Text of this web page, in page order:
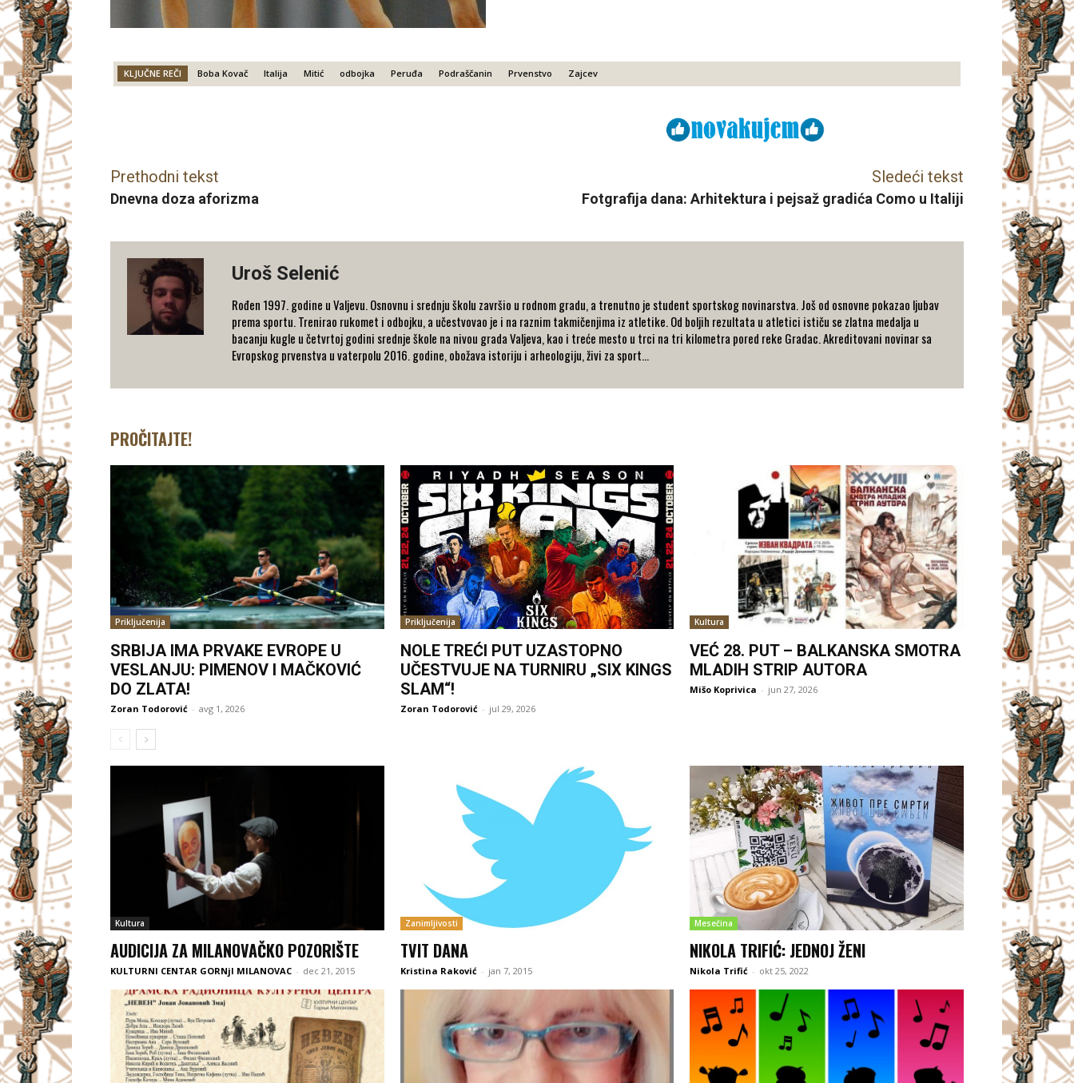
KLJUČNE REČI Boba Kovač Italija Mitić odbojka Peruđa Podraščanin Prvenstvo Zajcev
Prethodni tekst
Dnevna doza aforizma
Sledeći tekst
Fotgrafija dana: Arhitektura i pejsaž gradića Como u Italiji
Uroš Selenić
Rođen 1997. godine u Valjevu. Osnovnu i srednju školu završio u rodnom gradu, a trenutno je student sportskog novinarstva. Još od osnovne pokazao ljubav
prema sportu. Trenirao rukomet i odbojku, a učestvovao je i na raznim takmičenjima iz atletike. Od boljih rezultata u atletici ističu se zlatna medalja u
bacanju kugle u četvrtoj godini srednje škole na nivou grada Valjeva, kao i treće mesto u trci na tri kilometra pored reke Gradac. Akreditovani novinar sa
Evropskog prvenstva u vaterpolu 2016. godine, obožava istoriju i arheologiju, živi za sport...
PROČITAJTE!
Priključenija
SRBIJA IMA PRVAKE EVROPE U
VESLANJU: PIMENOV I MAČKOVIĆ
DO ZLATA!
Zoran Todorović - avg 1, 2026
Priključenija
NOLE TREĆI PUT UZASTOPNO
UČESTVUJE NA TURNIRU „SIX KINGS
SLAM“!
Zoran Todorović - jul 29, 2026
Kultura
VEĆ 28. PUT – BALKANSKA SMOTRA
MLADIH STRIP AUTORA
Mišo Koprivica - jun 27, 2026
Kultura
AUDICIJA ZA MILANOVAČKO POZORIŠTE
KULTURNI CENTAR GORNjI MILANOVAC - dec 21, 2015
Zanimljivosti
TVIT DANA
Kristina Raković - jan 7, 2015
Mesečina
NIKOLA TRIFIĆ: JEDNOJ ŽENI
Nikola Trifić - okt 25, 2022